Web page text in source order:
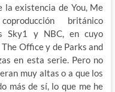
la existencia de You, Me
británico
Sky1 y NBC, en cuyo
Office y de Parks and
en esta serie. Pero no
muy altas o a que los
más de sí, lo que me he